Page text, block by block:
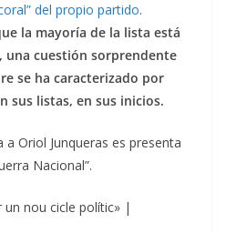
del propio partido.
la mayoría de la lista está
una cuestión sorprendente
se ha caracterizado por
sus listas, en sus inicios.
Oriol Junqueras es presenta
Nacional”.
un nou cicle polític» |